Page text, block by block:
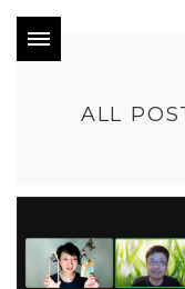
ALL